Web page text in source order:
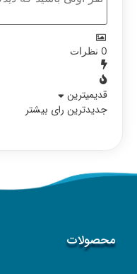
0 نظرات
قدیمیترین
جدیدترین رای بیشتر
محصولات